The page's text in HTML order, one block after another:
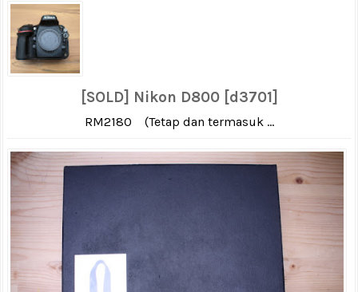
[SOLD] Nikon D800 [d3701]
RM2180 (Tetap dan termasuk ...